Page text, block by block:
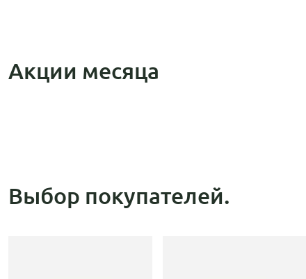
Акции месяца
Выбор покупателей.